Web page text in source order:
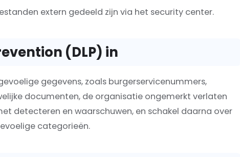
extern gedeeld zijn via het security center.
(DLP) in
gegevens, zoals burgerservicenummers,
documenten, de organisatie ongemerkt verlaten
detecteren en waarschuwen, en schakel daarna over
categorieën.